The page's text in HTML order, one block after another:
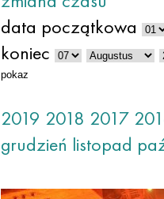
data początkowa
koniec
pokaz
2019 2018 2017
grudzień listopad